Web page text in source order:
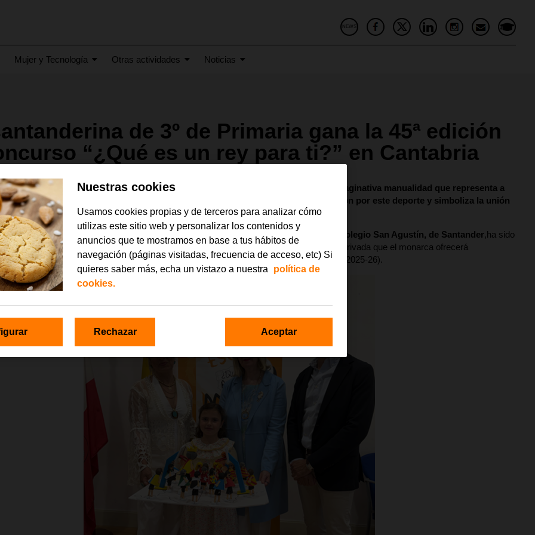
NEWS
Mujer y Tecnología Otras actividades Noticias
de 3º de Primaria gana la 45ª edición
“¿Qué es un rey para ti?” en Cantabria
Colegio San Agustín, ha ganado el certamen en su Comunidad gracias a una imaginativa manualidad que representa a
como un equipo de baloncesto dirigido hacia la victoria. La obra refleja su pasión por este deporte y simboliza la unión
bajo la Constitución, con don Felipe como árbitro.
mayo de 2026.- La alumna Ana Herrera Hontañón , que cursa 3º de Primaria Colegio San Agustín, de Santander,ha sido
representar a la Comunidad Autónoma de Cantabria ante don Felipe en la audiencia privada que el monarca ofrecerá
los ganadores de la45ª edicióndel concurso¿Qué es un rey para ti?(curso escolar 2025-26).
Nuestras cookies
Usamos cookies propias y de terceros para analizar cómo
utilizas este sitio web y personalizar los contenidos y
anuncios que te mostramos en base a tus hábitos de
navegación (páginas visitadas, frecuencia de acceso, etc) Si
quieres saber más, echa un vistazo a nuestra
política de
cookies.
Rechazar Aceptar